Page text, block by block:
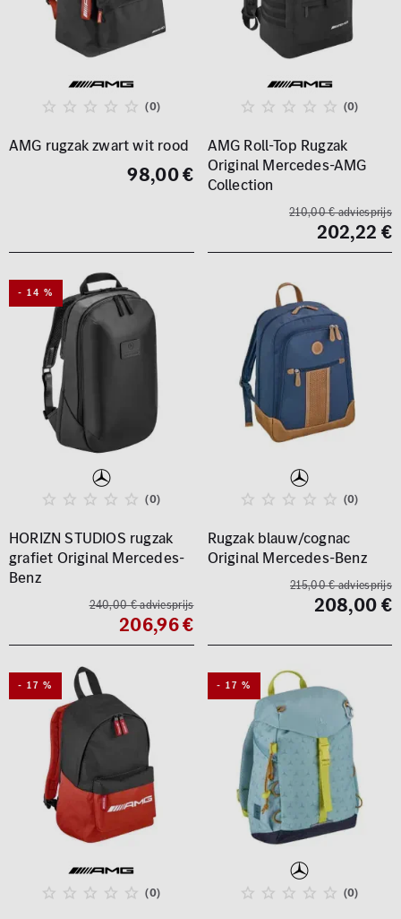
(0)
AMG rugzak zwart wit rood
98,00 €
(0)
AMG Roll-Top Rugzak
Original Mercedes-AMG
Collection
210,00 € adviesprijs
202,22 €
- 14 %
(0)
HORIZN STUDIOS rugzak
grafiet Original Mercedes-
Benz
240,00 € adviesprijs
206,96 €
(0)
Rugzak blauw/cognac
Original Mercedes-Benz
215,00 € adviesprijs
208,00 €
- 17 %
(0)
- 17 %
(0)